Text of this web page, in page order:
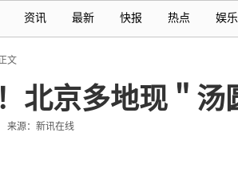
资讯 最新 快报 热点 娱乐
文
北京多地现＂
来源：新讯在线